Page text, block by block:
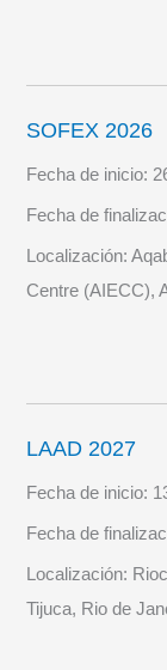
SOFEX 2026
Fecha de inicio:
Fecha de
Localización:
Centre (AIECC),
LAAD 2027
Fecha de inicio:
Fecha de
Localización:
Tijuca, Rio de